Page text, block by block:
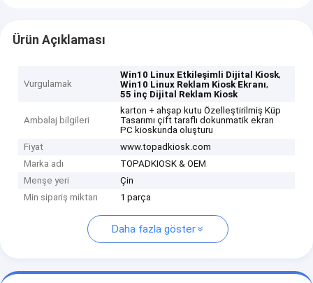
Ürün Açıklaması
Vurgulamak
Win10 Linux Etkileşimli Dijital Kiosk,
Win10 Linux Reklam Kiosk Ekranı,
55 inç Dijital Reklam Kiosk
Ambalaj bilgileri
karton + ahşap kutu Özelleştirilmiş Küp
Tasarımı çift taraflı dokunmatik ekran
PC kioskunda oluşturu
Fiyat
www.topadkiosk.com
Marka adı
TOPADKIOSK & OEM
Menşe yeri
Çin
Min sipariş miktarı
1 parça
Daha fazla göster